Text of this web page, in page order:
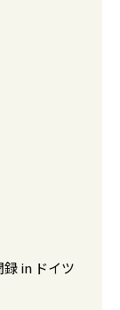
録 in ドイツ